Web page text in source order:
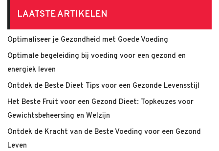
LAATSTE ARTIKELEN
Optimaliseer je Gezondheid met Goede Voeding
Optimale begeleiding bij voeding voor een gezond en
energiek leven
Ontdek de Beste Dieet Tips voor een Gezonde Levensstijl
Het Beste Fruit voor een Gezond Dieet: Topkeuzes voor
Gewichtsbeheersing en Welzijn
Ontdek de Kracht van de Beste Voeding voor een Gezond
Leven